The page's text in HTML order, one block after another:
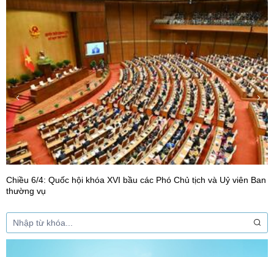
Chiều 6/4: Quốc hội khóa XVI bầu các Phó Chủ tịch và Uỷ viên Ban
thường vụ